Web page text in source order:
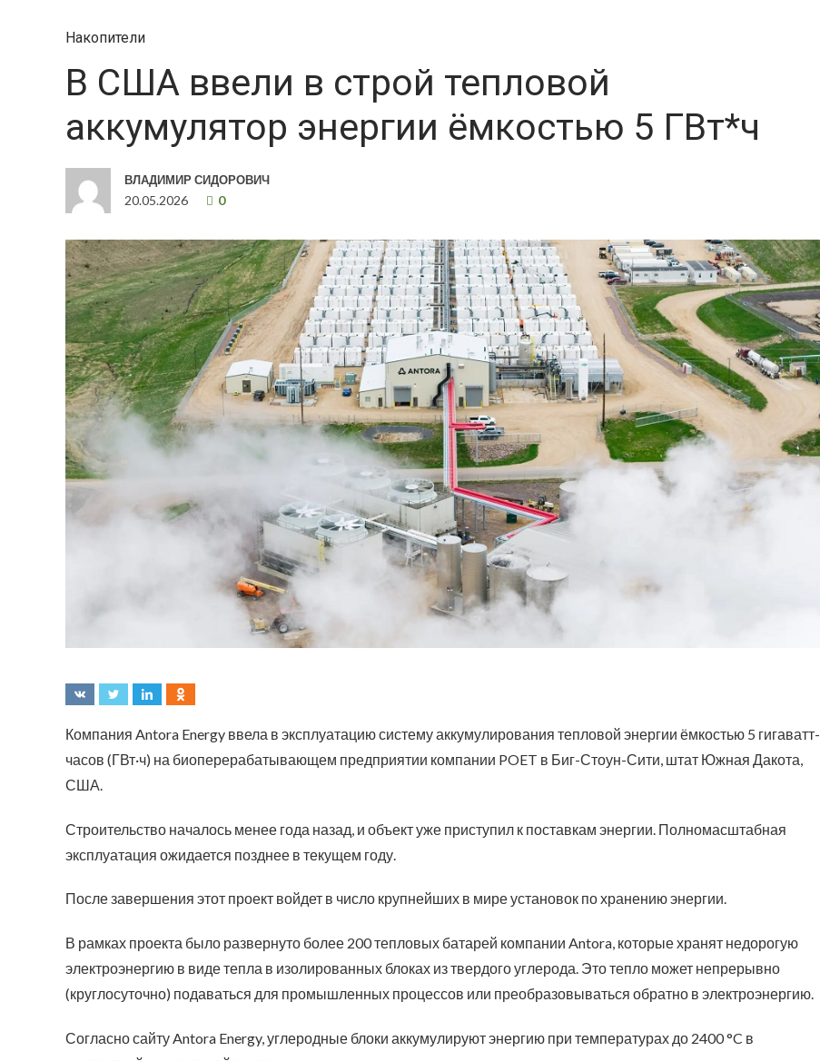
Накопители
В США ввели в строй тепловой
аккумулятор энергии ёмкостью 5 ГВт*ч
ВЛАДИМИР СИДОРОВИЧ
20.05.2026 0
Компания Antora Energy ввела в эксплуатацию систему аккумулирования тепловой энергии ёмкостью 5 гигаватт-
часов (ГВт·ч) на биоперерабатывающем предприятии компании POET в Биг-Стоун-Сити, штат Южная Дакота,
США.
Строительство началось менее года назад, и объект уже приступил к поставкам энергии. Полномасштабная
эксплуатация ожидается позднее в текущем году.
После завершения этот проект войдет в число крупнейших в мире установок по хранению энергии.
В рамках проекта было развернуто более 200 тепловых батарей компании Antora, которые хранят недорогую
электроэнергию в виде тепла в изолированных блоках из твердого углерода. Это тепло может непрерывно
(круглосуточно) подаваться для промышленных процессов или преобразовываться обратно в электроэнергию.
Согласно сайту Antora Energy, углеродные блоки аккумулируют энергию при температурах до 2400 °C в